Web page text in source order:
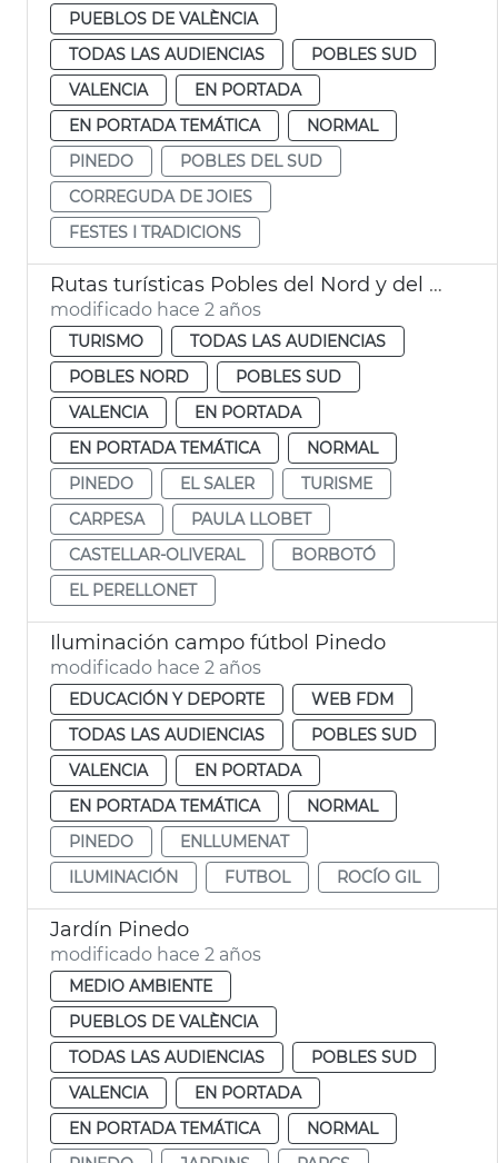
PUEBLOS DE VALÈNCIA
TODAS LAS AUDIENCIAS
POBLES SUD
VALENCIA
EN PORTADA
EN PORTADA TEMÁTICA
NORMAL
PINEDO
POBLES DEL SUD
CORREGUDA DE JOIES
FESTES I TRADICIONS
Rutas turísticas Pobles del Nord y del Sud
modificado hace 2 años
TURISMO
TODAS LAS AUDIENCIAS
POBLES NORD
POBLES SUD
VALENCIA
EN PORTADA
EN PORTADA TEMÁTICA
NORMAL
PINEDO
EL SALER
TURISME
CARPESA
PAULA LLOBET
CASTELLAR-OLIVERAL
BORBOTÓ
EL PERELLONET
Iluminación campo fútbol Pinedo
modificado hace 2 años
EDUCACIÓN Y DEPORTE
WEB FDM
TODAS LAS AUDIENCIAS
POBLES SUD
VALENCIA
EN PORTADA
EN PORTADA TEMÁTICA
NORMAL
PINEDO
ENLLUMENAT
ILUMINACIÓN
FUTBOL ROCÍO GIL
Jardín Pinedo
modificado hace 2 años
MEDIO AMBIENTE
PUEBLOS DE VALÈNCIA
TODAS LAS AUDIENCIAS
POBLES SUD
VALENCIA
EN PORTADA
EN PORTADA TEMÁTICA
NORMAL